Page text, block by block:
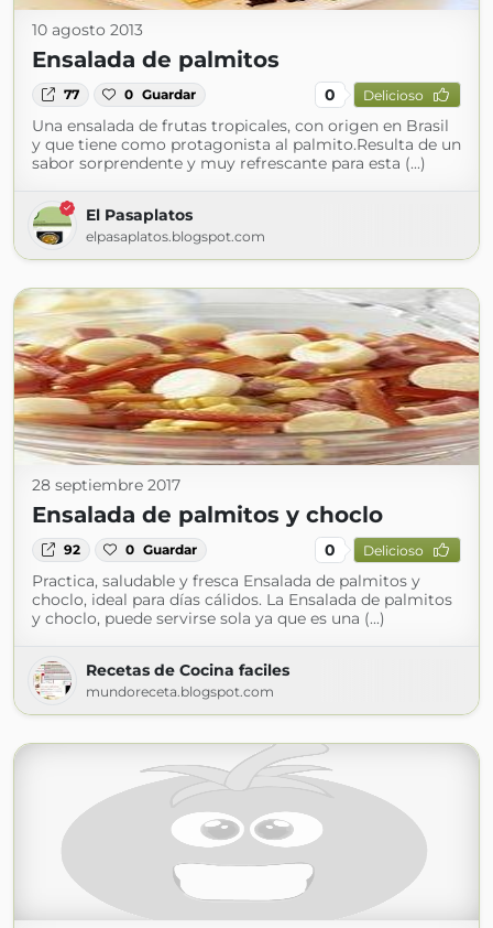
10 agosto 2013
Ensalada de palmitos
77 0 Guardar 0 Delicioso
Una ensalada de frutas tropicales, con origen en Brasil
y que tiene como protagonista al palmito.Resulta de un
sabor sorprendente y muy refrescante para esta (...)
El Pasaplatos
elpasaplatos.blogspot.com
28 septiembre 2017
Ensalada de palmitos y choclo
92 0 Guardar 0 Delicioso
Practica, saludable y fresca Ensalada de palmitos y
choclo, ideal para días cálidos. La Ensalada de palmitos
y choclo, puede servirse sola ya que es una (...)
Recetas de Cocina faciles
mundoreceta.blogspot.com